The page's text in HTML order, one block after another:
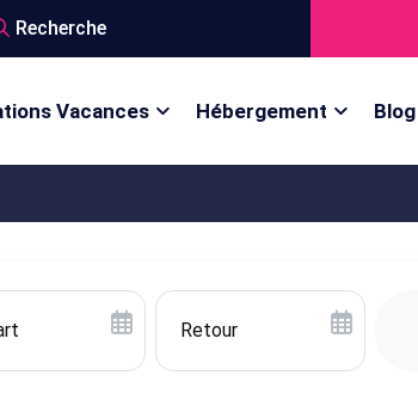
Recherche
Vacances Hébergement Blog